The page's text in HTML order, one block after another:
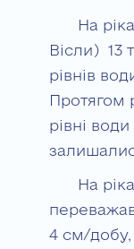
На
Вісли) 13
рівнів
Протягом
рівні води
На
4 см/добу,